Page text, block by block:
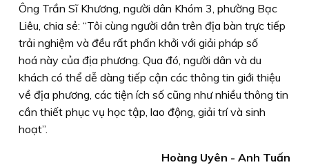
Ông Trần Sĩ Khương, người dân Khóm 3, phường Bạc
Liêu, chia sẻ: “Tôi cùng người dân trên địa bàn trực tiếp
trải nghiệm và đều rất phấn khởi với giải pháp số
hoá này của địa phương. Qua đó, người dân và du
khách có thể dễ dàng tiếp cận các thông tin giới thiệu
về địa phương, các tiện ích số cũng như nhiều thông tin
cần thiết phục vụ học tập, lao động, giải trí và sinh
hoạt”.
Hoàng Uyên - Anh Tuấn